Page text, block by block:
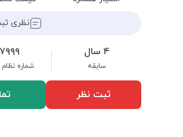
نظری
۴ سال
سابقه شماره
ثبت نظر